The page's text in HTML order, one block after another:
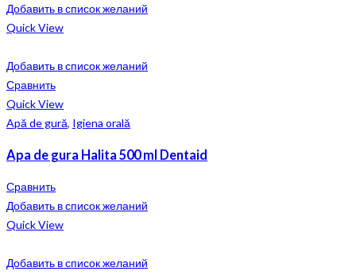
Добавить в список желаний
Quick View
Добавить в список желаний
Сравнить
Quick View
Apă de gură, Igiena orală
Apa de gura Halita 500 ml Dentaid
Сравнить
Добавить в список желаний
Quick View
Добавить в список желаний